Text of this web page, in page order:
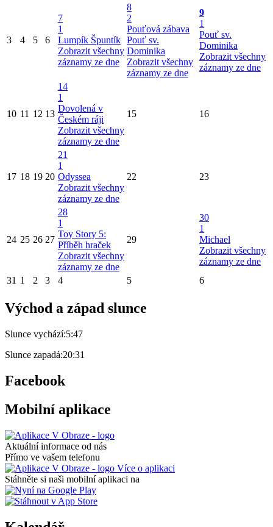
3 4 5 6
7
1
Lumpík Špuntík
Zobrazit všechny
záznamy ze dne
8
2
Pouťová zábava
Pouť sv.
Dominika
Zobrazit všechny
záznamy ze dne
9
1
Pouť sv.
Dominika
Zobrazit všechny
záznamy ze dne
10 11 12 13
14
1
Dovolená v
Českém ráji
Zobrazit všechny
záznamy ze dne
15 16
17 18 19 20
21
1
Odyssea
Zobrazit všechny
záznamy ze dne
22 23
24 25 26 27
28
1
Toy Story 5:
Příběh hraček
Zobrazit všechny
záznamy ze dne
29
30
1
Michael
Zobrazit všechny
záznamy ze dne
31 1 2 3 4 5 6
Východ a západ slunce
Slunce vychází:5:47
Slunce zapadá:20:31
Facebook
Mobilní aplikace
Aktuální informace od nás
Přímo ve vašem telefonu
Více o aplikaci
Stáhněte si naši mobilní aplikaci na